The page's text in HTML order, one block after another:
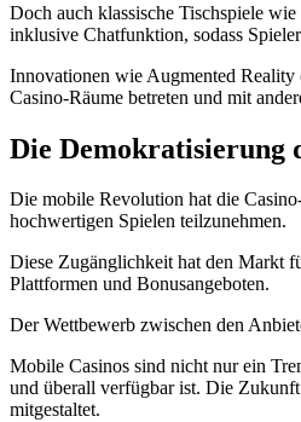
Doch auch klassische Tischspiele
inklusive Chatfunktion, sodass
Innovationen wie Augmented
Casino-Räume betreten und mit
Die Demokratisierung
Die mobile Revolution hat die
hochwertigen Spielen teilzunehmen.
Diese Zugänglichkeit hat den Markt
Plattformen und Bonusangeboten.
Der Wettbewerb zwischen den
Mobile Casinos sind nicht nur ein
und überall verfügbar ist. Die
mitgestaltet.